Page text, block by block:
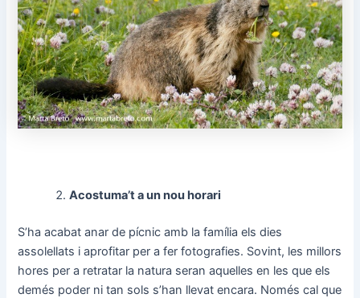
Acostuma’t a un nou horari
S’ha acabat anar de pícnic amb la família els dies
assolellats i aprofitar per a fer fotografies. Sovint, les millors
hores per a retratar la natura seran aquelles en les que els
demés poder ni tan sols s’han llevat encara. Només cal que